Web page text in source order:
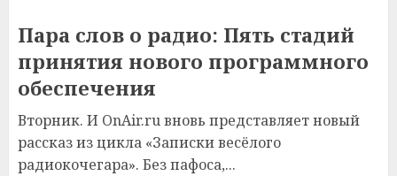
Пара слов о радио: Пять стадий
принятия нового программного
обеспечения
Вторник. И OnAir.ru вновь представляет новый
рассказ из цикла «Записки весёлого
радиокочегара». Без пафоса,...